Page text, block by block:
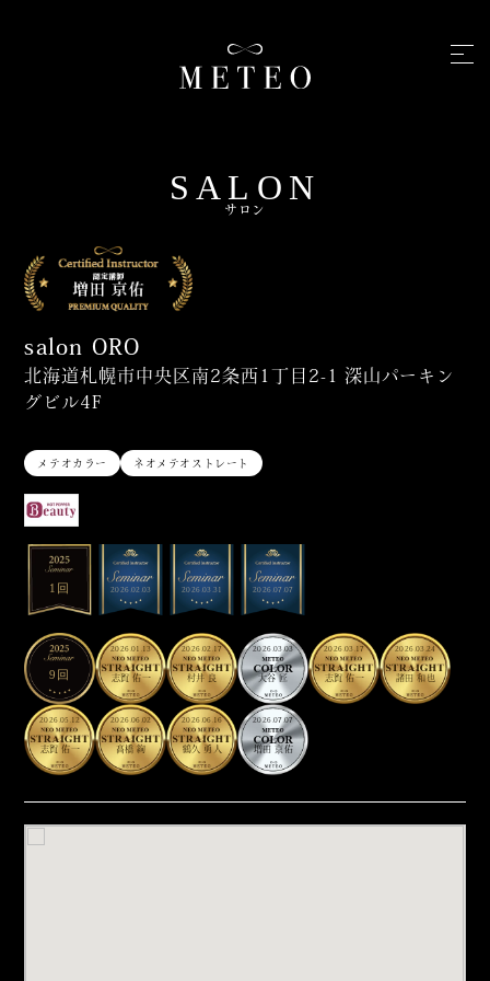
SALON
サロン
salon ORO
北海道札幌市中央区南2条西1丁目2-1 深山パーキン
グビル4F
メテオカラー ネオメテオストレート
1回 2026.02.03 2026.03.31 2026.07.07
9回
2026.01.13
志賀 佑一
2026.02.17
村井 良
2026.03.03
大谷 匠
2026.03.17
志賀 佑一
2026.03.24
諸田 和也
2026.05.12
志賀 佑一
2026.06.02
髙橋 絢
2026.06.16
鶴久 勇人
2026.07.07
増田 京佑